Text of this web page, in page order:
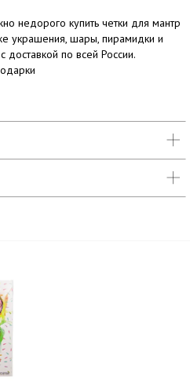
недорого купить четки для мантр
украшения, шары, пирамидки и
доставкой по всей России.